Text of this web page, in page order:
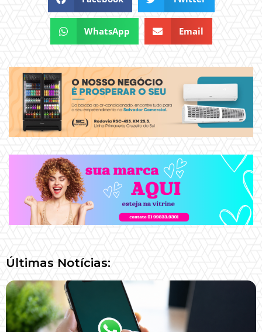
WhatsApp Email
Últimas Notícias: